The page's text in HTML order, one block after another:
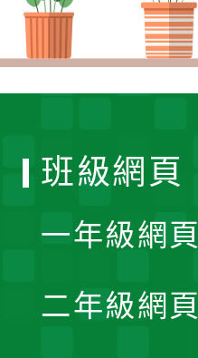
班級網頁
一年級網頁
二年級網頁